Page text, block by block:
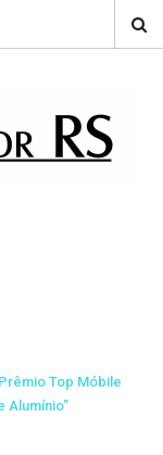
Top Móbile
Alumínio”